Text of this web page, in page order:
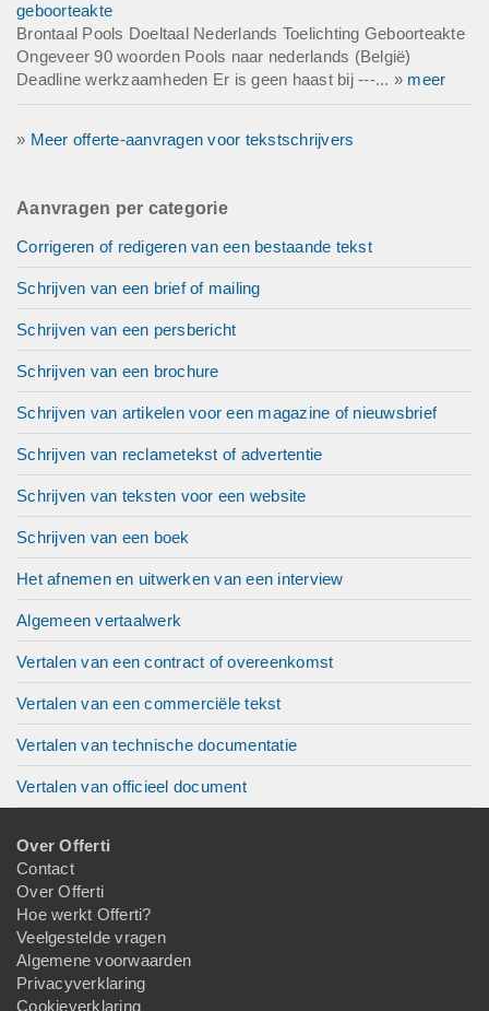
geboorteakte
Brontaal Pools Doeltaal Nederlands Toelichting Geboorteakte
Ongeveer 90 woorden Pools naar nederlands (België)
Deadline werkzaamheden Er is geen haast bij ---... » meer
» Meer offerte-aanvragen voor tekstschrijvers
Aanvragen per categorie
Corrigeren of redigeren van een bestaande tekst
Schrijven van een brief of mailing
Schrijven van een persbericht
Schrijven van een brochure
Schrijven van artikelen voor een magazine of nieuwsbrief
Schrijven van reclametekst of advertentie
Schrijven van teksten voor een website
Schrijven van een boek
Het afnemen en uitwerken van een interview
Algemeen vertaalwerk
Vertalen van een contract of overeenkomst
Vertalen van een commerciële tekst
Vertalen van technische documentatie
Vertalen van officieel document
Over Offerti
Contact
Over Offerti
Hoe werkt Offerti?
Veelgestelde vragen
Algemene voorwaarden
Privacyverklaring
Cookieverklaring